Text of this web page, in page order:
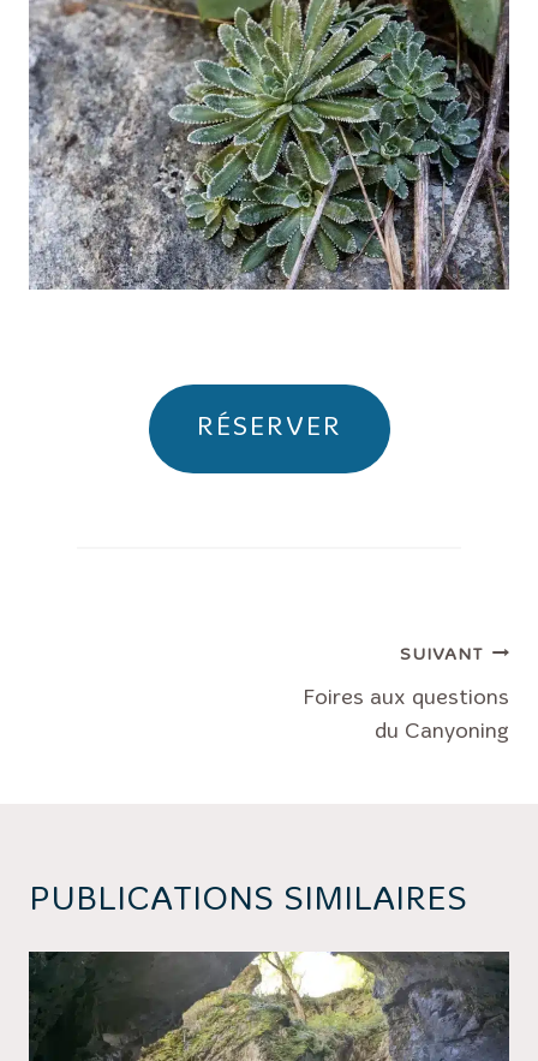
RÉSERVER
SUIVANT
Foires aux questions
du Canyoning
PUBLICATIONS SIMILAIRES